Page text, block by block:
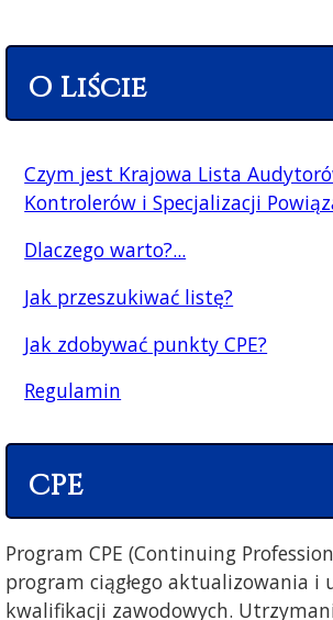
O Liście
Czym jest Krajowa Lista
Kontrolerów i Specjalizacji
Dlaczego warto?...
Jak przeszukiwać listę?
Jak zdobywać punkty CPE?
Regulamin
CPE
Program CPE (Continuing
program ciągłego aktualizowania i
kwalifikacji zawodowych.